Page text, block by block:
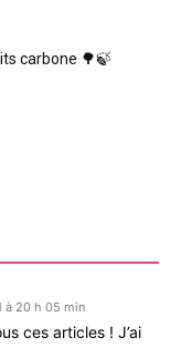
carbone 🌳🍃
à 20 h 05 min
ces articles ! J’ai